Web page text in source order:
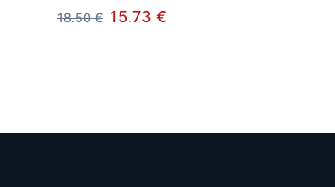
18.50 € 15.73 €